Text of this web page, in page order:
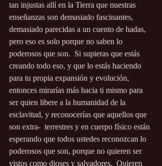
tan injustas allí en la Tierra que nuestras
enseñanzas son demasiado fascinantes,
demasiado parecidas a un cuento de hadas,
pero eso es solo porque no saben lo
poderosos que son.  Si supieras que estás
creando todo eso, y que lo estás haciendo
para tu propia expansión y evolución,
entonces mirarías más hacia ti mismo para
ser quien libere a la humanidad de la
esclavitud, y reconocerías que aquellos que
son extra-  terrestres y en cuerpo físico están
esperando que todos ustedes reconozcan lo
poderosos que son, porque no quieren ser
vistos como dioses y salvadores.  Quieren